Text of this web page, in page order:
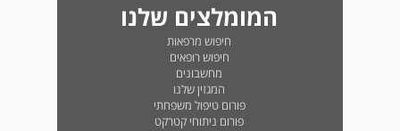
המומלצים שלנו
חיפוש מרפאות
חיפוש רופאים
מחשבונים
המגזין שלנו
פורום טיפול משפחתי
פורום ניתוחי קטרקט